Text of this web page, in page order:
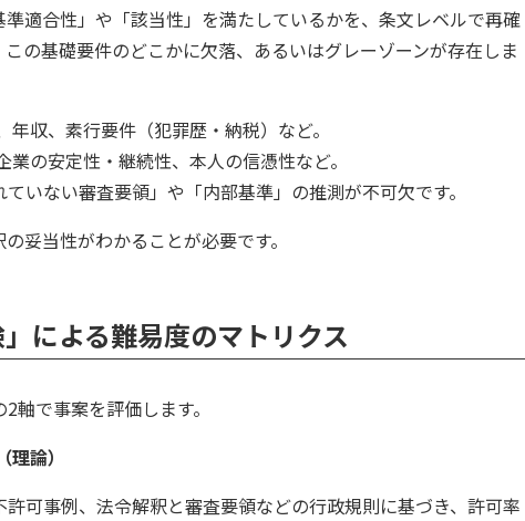
適合性」や「該当性」を満たしているかを、条文レベルで再確
の基礎要件のどこかに欠落、あるいはグレーゾーンが存在しま
年収、素行要件（犯罪歴・納税）など。
業の安定性・継続性、本人の信憑性など。
いない審査要領」や「内部基準」の推測が不可欠です。
妥当性がわかることが必要です。
」による難易度のマトリクス
軸で事案を評価します。
論）
可事例、法令解釈と審査要領などの行政規則に基づき、許可率